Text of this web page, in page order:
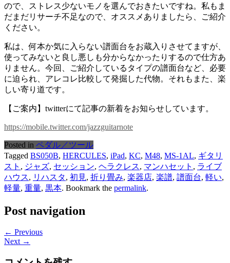
ので、ストレス少ないモノを選んでおきたいですね。私もま
だまだリサーチ不足なので、オススメありましたら、ご紹介
ください。
私は、何本か気に入らない譜面台をお蔵入りさせてますが、
使ってみないと良し悪しも分からなかったりするので仕方あ
りません。今回、ご紹介しているタイプの譜面台など、必要
に迫られ、アレコレ比較して発掘した代物。それもまた、楽
しい寄り道です。
【ご案内】twitterにて記事の新着をお知らせしています。
https://mobile.twitter.com/jazzguitarnote
Posted in ペダル／ツール
Tagged BS050B, HERCULES, iPad, KC, M48, MS-1AL, ギタリ
スト , ジャズ, セッション, ヘラクレス, マンハセット , ライブ
ハウス, リハスタ, 初見, 折り畳み, 楽器店, 楽譜, 譜面台, 軽い,
軽量, 重量, 黒本. Bookmark the permalink.
Post navigation
← Previous
Next →